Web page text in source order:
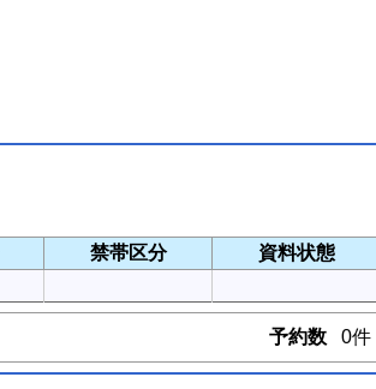
禁帯区分
資料状態
予約数 0件